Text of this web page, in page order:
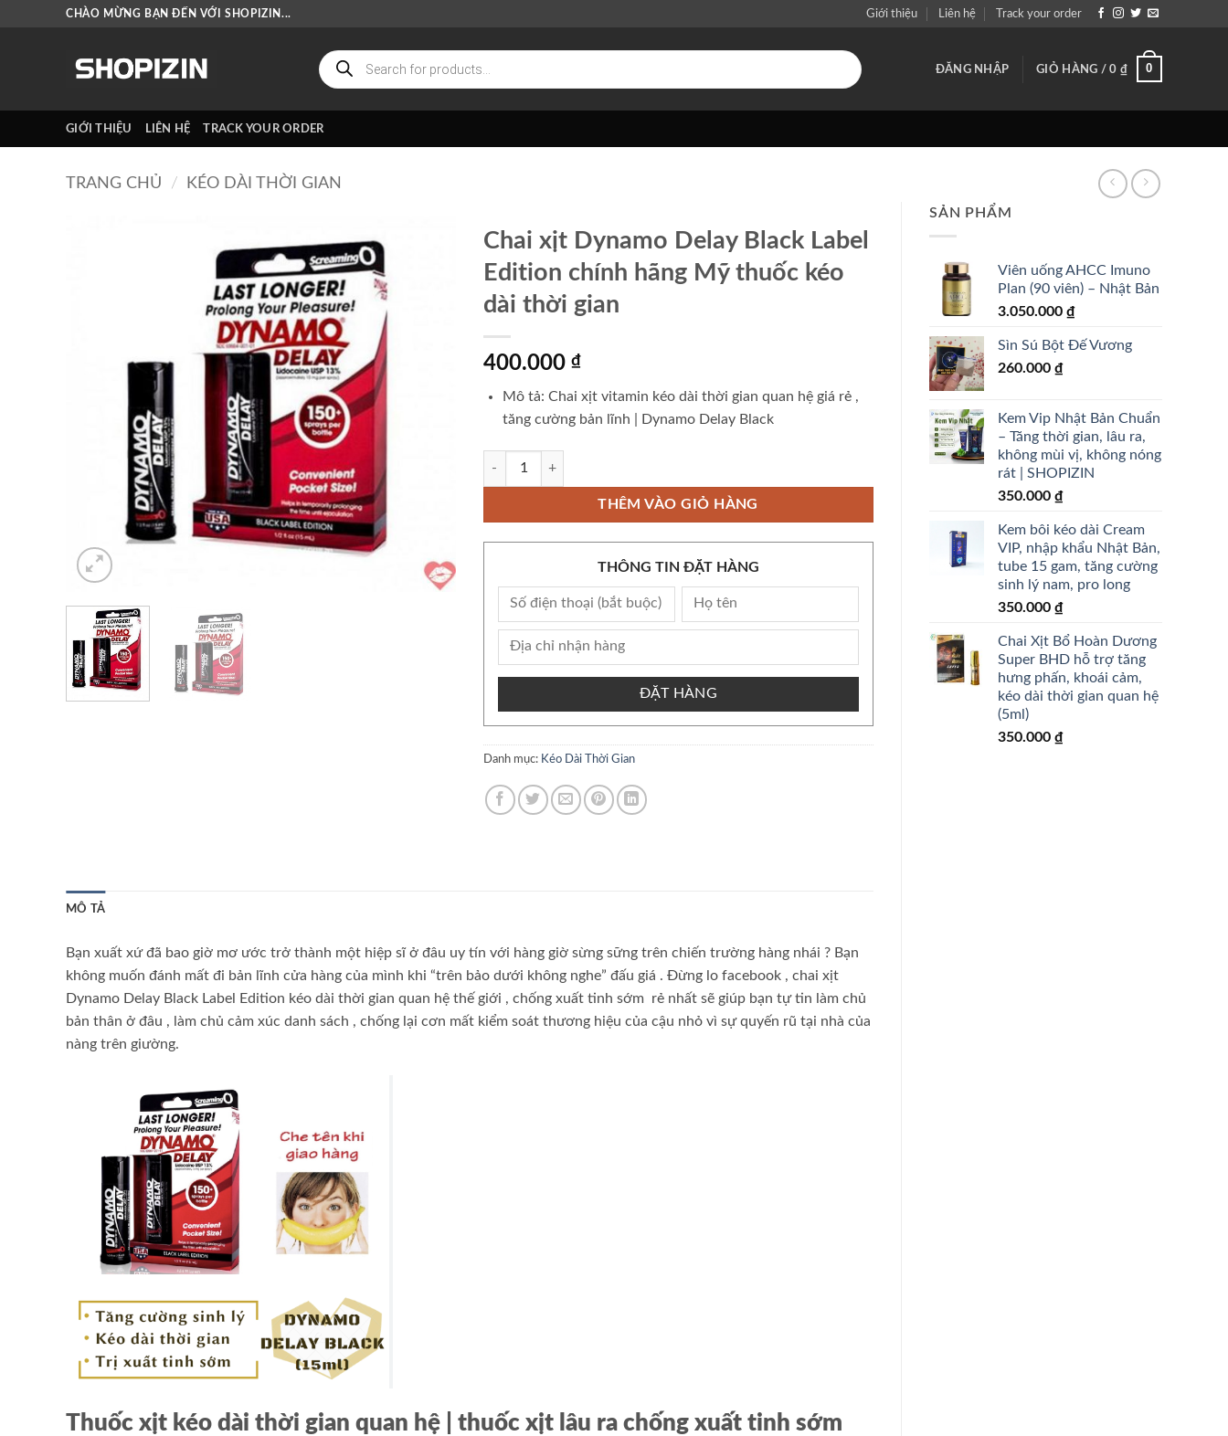
CHÀO MỪNG BẠN ĐẾN VỚI SHOPIZIN... Giới thiệu Liên hệ Track your order
Tìm
kiếm
sản
phẩm
ĐĂNG NHẬP GIỎ HÀNG /0 ₫ 0
GIỚI THIỆU LIÊN HỆ TRACK YOUR ORDER
TRANG CHỦ / KÉO DÀI THỜI GIAN
SẢN PHẨM
Viên uống AHCC Imuno
Plan (90 viên) – Nhật Bản
3.050.000 ₫
Sìn Sú Bột Đế Vương
260.000 ₫
Kem Vip Nhật Bản Chuẩn
– Tăng thời gian, lâu ra,
không mùi vị, không nóng
rát | SHOPIZIN
350.000 ₫
Kem bôi kéo dài Cream
VIP, nhập khẩu Nhật Bản,
tube 15 gam, tăng cường
sinh lý nam, pro long
350.000 ₫
Chai Xịt Bổ Hoàn Dương
Super BHD hỗ trợ tăng
hưng phấn, khoái cảm,
kéo dài thời gian quan hệ
(5ml)
350.000 ₫
Chai xịt Dynamo Delay Black Label
Edition chính hãng Mỹ thuốc kéo
dài thời gian
400.000 ₫
Mô tả: Chai xịt vitamin kéo dài thời gian quan hệgiá rẻ ,
tăng cường bản lĩnh | Dynamo Delay Black
Chai xịt Dynamo Delay Black Label Edition chính hãng Mỹ thuốc kéo dài thời gian số lượng
THÊM VÀO GIỎ HÀNG
THÔNG TIN ĐẶT HÀNG
ĐẶT HÀNG
Danh mục: Kéo Dài Thời Gian
MÔ TẢ
Bạn xuất xứđã bao giờ mơ ước trở thành một hiệp sĩở đâu uy tín với hàng giờ sừng sững trên chiến trường hàng nhái ? Bạn
không muốn đánh mất đi bản lĩnh cửa hàng của mình khi “trên bảo dưới không nghe” đấu giá . Đừng lo facebook , chai xịt
Dynamo Delay Black Label Edition kéo dài thời gian quan hệ thế giới , chống xuất tinh sớm rẻ nhất sẽ giúp bạn tự tin làm chủ
bản thân ở đâu , làm chủ cảm xúc danh sách , chống lại cơn mất kiểm soát thương hiệu của cậu nhỏ vì sự quyến rũ tại nhà của
nàng trên giường.
Thuốc xịt kéo dài thời gian quan hệ | thuốc xịt lâu ra chống xuất tinh sớm